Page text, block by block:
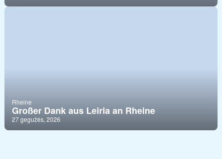
Rheine
Großer Dank aus Leiria an Rheine
27 gegužės, 2026